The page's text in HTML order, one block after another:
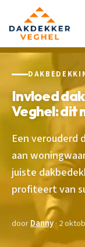
Invloed
Veghel: dit
Een verouderd
aan
juiste
profiteert van
doorDanny· 2